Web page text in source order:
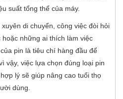
suất tổng thể của máy.
di chuyển, công việc đòi hỏi
những ai thích làm việc
pin là tiêu chí hàng đầu để
vậy, việc lựa chọn đúng loại pin
lý sẽ giúp nâng cao tuổi thọ
dùng.